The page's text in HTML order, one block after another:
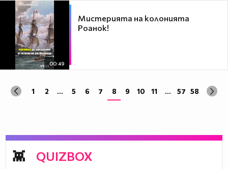
QUIZBOX
00:49
Мистерията на колонията
Роанок!
1 2 ... 5 6 7 8 9 10 11 ... 57 58